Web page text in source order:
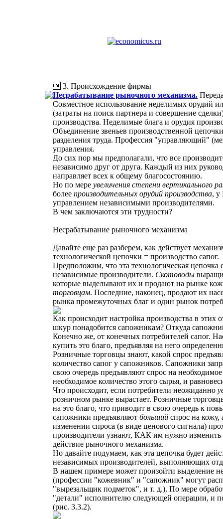
 3. Происхождение фирмы
Несрабатывание рыночного механизма.
Совместное использование неделимых орудий
(затраты на поиск партнера и совершение
производства. Неделимые блага и орудия
Объединение звеньев производственной
разделения труда. Профессия "управляющий"
управления.
До сих пор мы предполагали, что все
независимо друг от друга. Каждый из них
направляет всех к общему благосостоянию.
Но по мере увеличения степени вертикального
более производительных орудий производства, у
управлением независимыми производителями.
В чем заключаются эти трудности?
Несрабатывание рыночного механизма
Давайте еще раз разберем, как действует
технологической цепочки = производство сапог.
Предположим, что эта технологическая
независимые производители. Скотоводы
которые выделывают их и продают на рынке
торговцам. Последние, наконец, продают их
рынка промежуточных благ и один рынок
Как происходит настройка производства в этих
шкур понадобится сапожникам? Откуда
Конечно же, от конечных потребителей сапог.
купить это благо, предъявляя на него
Розничные торговцы знают, какой спрос
количество сапог у сапожников. Сапожники
свою очередь предъявляют спрос на
необходимое количество этого сырья, и
Что происходит, если потребители неожиданно
розничном рынке вырастает. Розничные
на это благо, что приводит в свою очередь к
сапожники предъявляют больший спрос на
изменении спроса (в виде ценового сигнала)
производители узнают, КАК им нужно изменить
действие рыночного механизма.
Но давайте подумаем, как эта цепочка будет
независимых производителей, выполняющих
В нашем примере может произойти выделение
(профессии "кожевник" и "сапожник" могут
"вырезальщик подметок", и т. д.). По мере
"детали" исполнителю следующей операции, и
(рис. 3.3.2).